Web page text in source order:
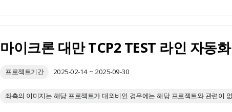
마이크론 대만 TCP2 TEST 라인 자동
프로젝트기간 2025-02-14 ~ 2025-09-30
좌측의 이미지는 해당 프로젝트가 대외비인 경우에는 해당 프로젝트와 관련이